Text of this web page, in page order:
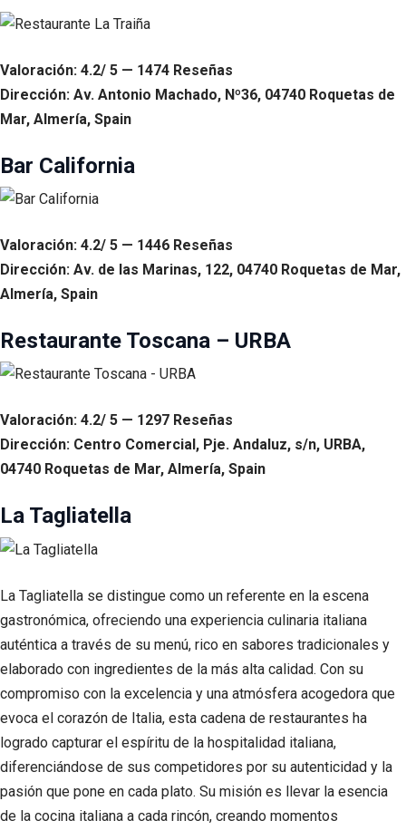
Valoración: 4.2/ 5 — 1474 Reseñas
Dirección: Av. Antonio Machado, Nº36, 04740 Roquetas de
Mar, Almería, Spain
Bar California
Valoración: 4.2/ 5 — 1446 Reseñas
Dirección: Av. de las Marinas, 122, 04740 Roquetas de Mar,
Almería, Spain
Restaurante Toscana – URBA
Valoración: 4.2/ 5 — 1297 Reseñas
Dirección: Centro Comercial, Pje. Andaluz, s/n, URBA,
04740 Roquetas de Mar, Almería, Spain
La Tagliatella
La Tagliatella se distingue como un referente en la escena
gastronómica, ofreciendo una experiencia culinaria italiana
auténtica a través de su menú, rico en sabores tradicionales y
elaborado con ingredientes de la más alta calidad. Con su
compromiso con la excelencia y una atmósfera acogedora que
evoca el corazón de Italia, esta cadena de restaurantes ha
logrado capturar el espíritu de la hospitalidad italiana,
diferenciándose de sus competidores por su autenticidad y la
pasión que pone en cada plato. Su misión es llevar la esencia
de la cocina italiana a cada rincón, creando momentos